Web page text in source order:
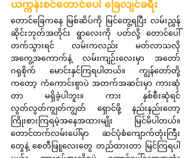
ယက္ကန်းစင်တောင်ပေါ် ခြေလျင်ခရီး
တောင်ခြေကနေ မြစ်ဆိပ်ကို မြင်တွေ့ရပြီး လမ်းညွှန်
ဆိုင်းဘုတ်အတိုင်း ရွာလေးကို ပတ်လို့ တောင်ပေါ်
တက်သွားရင် လမ်းကလည်း မတ်လာသလို
အကွေ့အကောက်နဲ့ လမ်းကျဉ်းလေးမှာ အတော်
ဂရုစိုက် မောင်းနှင်ကြရပါတယ်။ ကျွန်တော်တို့
ကတော့ ကံကောင်းစွာပဲ အတက်အဆင်းမှာ ကားဆုံ
တာ မရှိခဲ့ပါဘူး။ ကား နှစ်စီးဆုံရင်
လွတ်လွတ်ကျွတ်ကျွတ် ရှောင်ဖို့ နည်းနည်းတော့
ကြိုးစားကြရမဲ့အနေအထားမျိုး မြင်မိပါတယ်။
တောင်တက်လမ်းပေါ်မှာ ဆင်ပုံစံကျောက်တုံးကြီး
တွေနဲ့ စေတီဖြူလေးတွေ တည်ထားတာ မြင်ကြရပါ